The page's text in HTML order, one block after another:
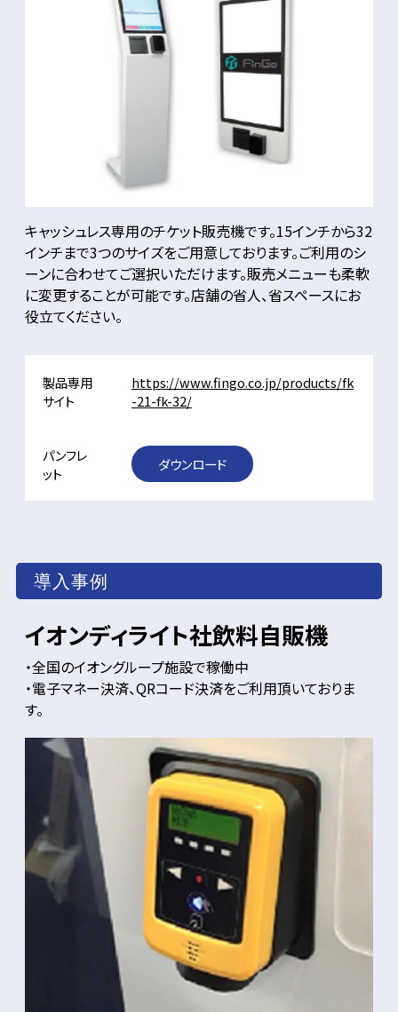
キャッシュレス専用のチケット販売機です。15インチから32
インチまで3つのサイズをご用意しております。ご利用のシ
ーンに合わせてご選択いただけます。販売メニューも柔軟
に変更することが可能です。店舗の省人、省スペースにお
役立てください。
製品専用
サイト
https://www.fingo.co.jp/products/fk
-21-fk-32/
パンフレ
ット
ダウンロード
導入事例
イオンディライト社飲料自販機
・全国のイオングループ施設で稼働中
・電子マネー決済、QRコード決済をご利用頂いておりま
す。